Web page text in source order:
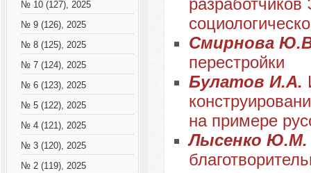
№ 10 (127), 2025
№ 9 (126), 2025
№ 8 (125), 2025
№ 7 (124), 2025
№ 6 (123), 2025
№ 5 (122), 2025
№ 4 (121), 2025
№ 3 (120), 2025
№ 2 (119), 2025
Смирнова
перестройки
Булатов И.А.
на примере
Лысенко